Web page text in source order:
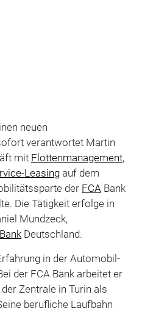
neuen
verantwortet Martin
mit Flottenmanagement,
Leasingauf dem
der FCA Bank
Die Tätigkeit erfolge in
Mundzeck,
Deutschland.
in der Automobil-
der FCA Bank arbeitet er
Zentrale in Turin als
berufliche Laufbahn